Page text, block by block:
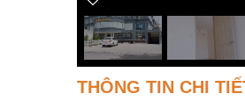
THÔNG TIN CHI